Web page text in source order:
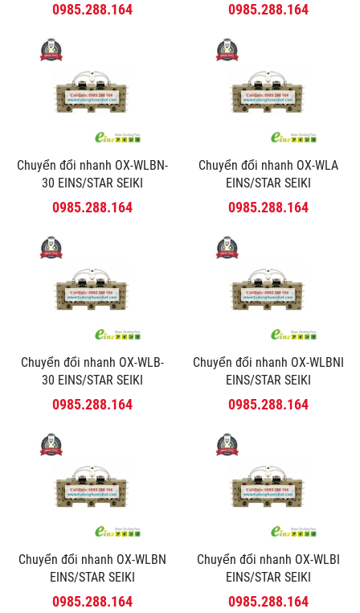
0985.288.164 0985.288.164
Chuyển đổi nhanh OX-WLBN-
30 EINS/STAR SEIKI
0985.288.164
Chuyển đổi nhanh OX-WLA
EINS/STAR SEIKI
0985.288.164
Chuyển đổi nhanh OX-WLB-
30 EINS/STAR SEIKI
0985.288.164
Chuyển đổi nhanh OX-WLBNI
EINS/STAR SEIKI
0985.288.164
Chuyển đổi nhanh OX-WLBN
EINS/STAR SEIKI
0985.288.164
Chuyển đổi nhanh OX-WLBI
EINS/STAR SEIKI
0985.288.164